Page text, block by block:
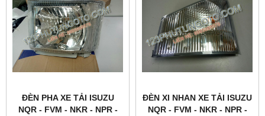
ĐÈN PHA XE TẢI ISUZU
NQR - FVM - NKR - NPR -
ĐÈN XI NHAN XE TẢI ISUZU
NQR - FVM - NKR - NPR -